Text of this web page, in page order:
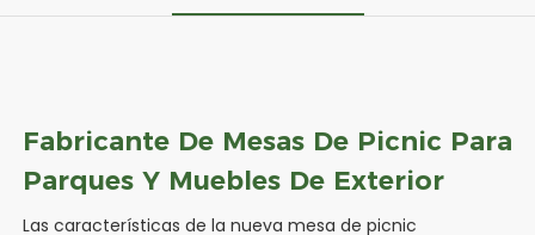
Fabricante De Mesas De Picnic Para
Parques Y Muebles De Exterior
Las características de la nueva mesa de picnic